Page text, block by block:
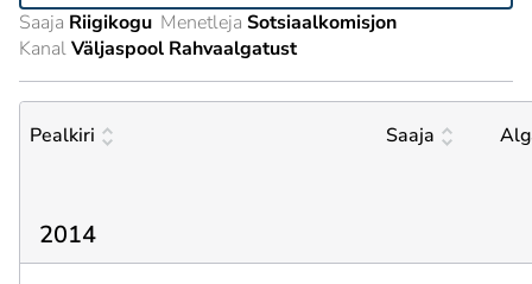
Saaja Riigikogu Menetleja Sotsiaalkomisjon
KanalVäljaspool Rahvaalgatust
Pealkiri Saaja
2014